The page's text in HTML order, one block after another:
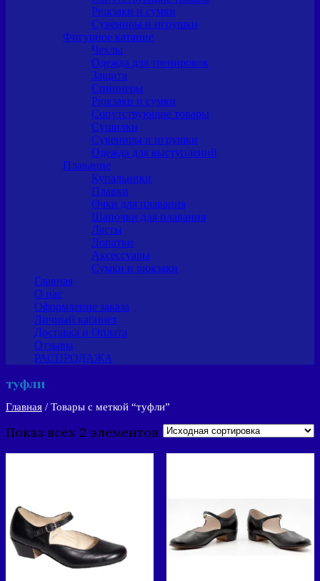
Рюкзаки и сумки
Сувениры и игрушки
Фигурное катание
Чехлы
Одежда для тренировок
Защита
Спиннеры
Рюкзаки и сумки
Сопутствующие товары
Сушилки
Сувениры и игрушки
Одежда для выступлений
Плавание
Купальники
Плавки
Очки для плавания
Шапочки для плавания
Ласты
Лопатки
Аксессуары
Сумки и рюкзаки
Главная
О нас
Оформление заказа
Личный кабинет
Доставка и Оплата
Отзывы
РАСПРОДАЖА
туфли
Главная / Товары с меткой “туфли”
Показ всех 2 элементов